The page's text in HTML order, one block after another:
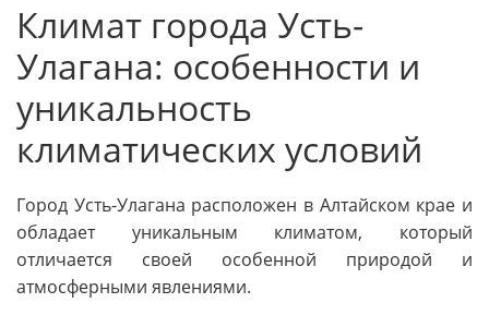
Климат города Усть-
Улагана: особенности и
уникальность
климатических условий
Город Усть-Улагана расположен в Алтайском крае и
обладает уникальным климатом, который
отличается своей особенной природой и
атмосферными явлениями.